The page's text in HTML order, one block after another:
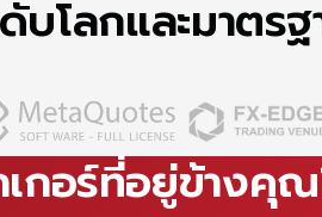
โลกและมาตรฐ
กอร์ที่อยู่ข้างคุ